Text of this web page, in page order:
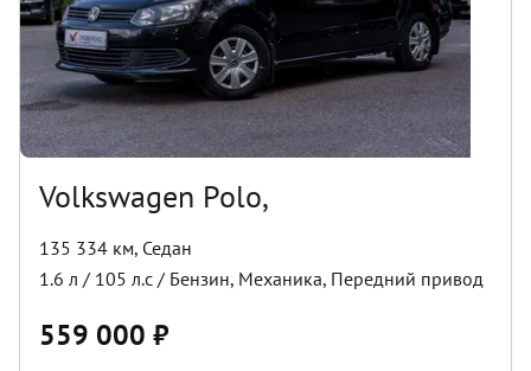
Volkswagen Polo,
135 334 км, Седан
1.6 л / 105 л.с / Бензин, Механика, Передний привод
559 000 ₽